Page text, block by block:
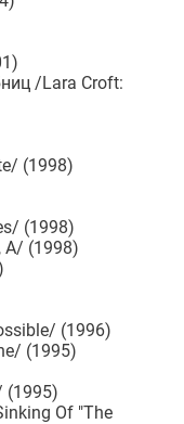
/Lara Croft:
(1998)
(1998)
A/ (1998)
(1996)
(1995)
(1995)
Of "The